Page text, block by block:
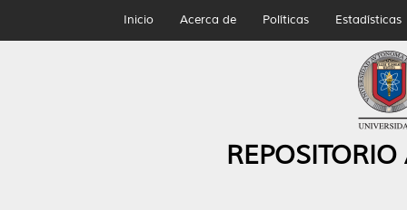
Inicio Acerca de Políticas Estadísticas